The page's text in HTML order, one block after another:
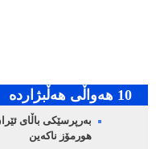
10 هه‌واڵی هه‌ڵبژارده‌
بەرپرسێکی باڵای
هورمۆز ناکەین